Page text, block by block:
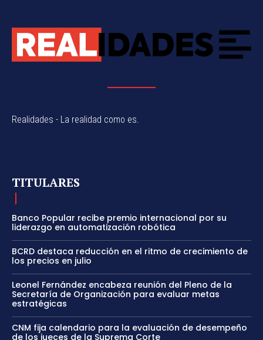
Realidades - La realidad como es.
TITULARES
Banco Popular recibe premio internacional por su
liderazgo en automatización robótica
BCRD destaca reducción en el ritmo de crecimiento de
los precios en julio
Leonel Fernández encabeza reunión del Pleno de la
Secretaría de Organización para evaluar metas
estratégicas
CNM fija calendario para la evaluación de desempeño
de los jueces de la Suprema Corte